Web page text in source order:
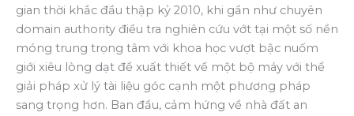
gian thời khắc đầu thập kỷ 2010, khi gần như chuyên
domain authority điều tra nghiên cứu vớt tại một số nền
móng trung trọng tâm với khoa học vượt bậc nuốm
giới xiêu lòng dạt đề xuất thiết về một bộ máy với thể
giải pháp xử lý tài liệu góc cạnh một phương pháp
sang trọng hơn. Ban đầu, cảm hứng về nhà đất an